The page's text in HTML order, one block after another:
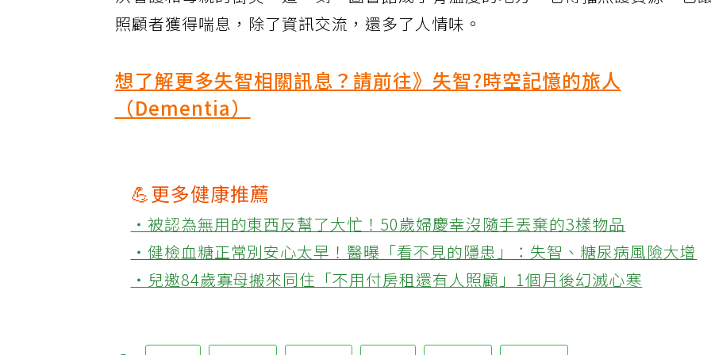
決看護和母親的衝突，這一刻，圖書館成了有溫度的地方，它傳播照護資源，也
照顧者獲得喘息，除了資訊交流，還多了人情味。
想了解更多失智相關訊息？請前往》失智?時空記憶的旅人
（Dementia）
💪更多健康推薦
‧被認為無用的東西反幫了大忙！50歲婦慶幸沒隨手丟棄的3樣物品
‧健檢血糖正常別安心太早！醫曝「看不見的隱患」：失智、糖尿病風險大增
‧兒邀84歲寡母搬來同住「不用付房租還有人照顧」1個月後幻滅心寒